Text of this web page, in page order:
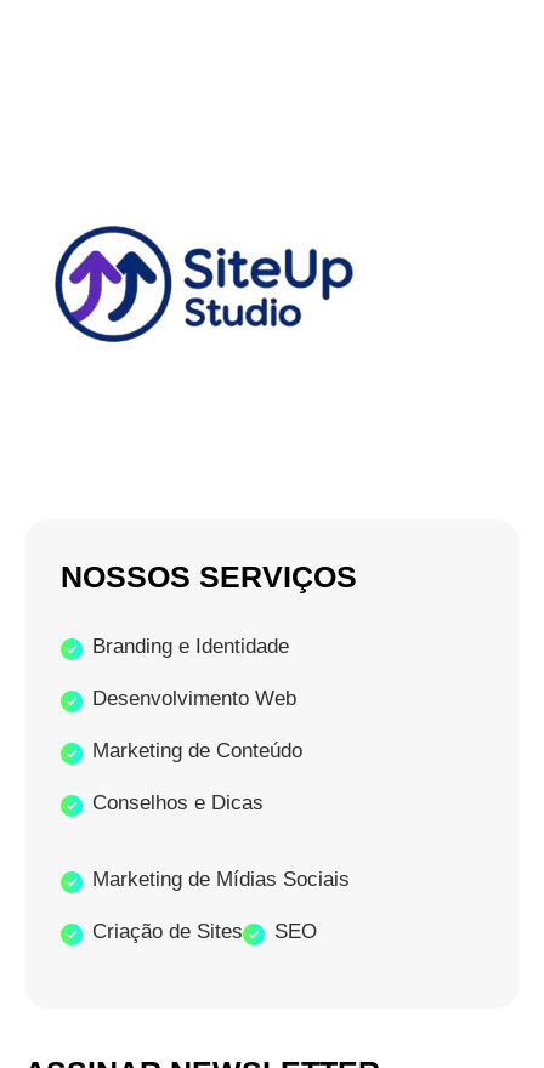
NOSSOS SERVIÇOS
Branding e Identidade
Desenvolvimento Web
Marketing de Conteúdo
Conselhos e Dicas
Marketing de Mídias Sociais
Criação de Sites SEO